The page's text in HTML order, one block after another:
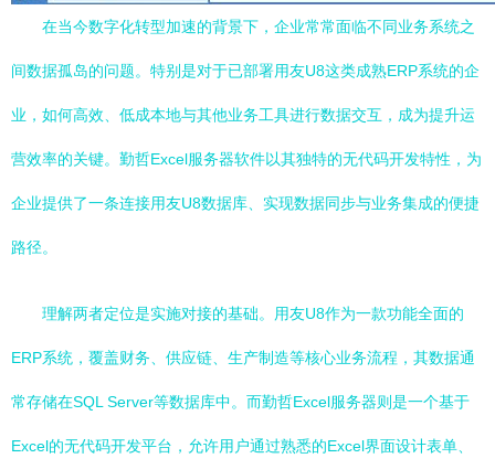
在当今数字化转型加速的背景下，企业常常面临不同业务系统之
间数据孤岛的问题。特别是对于已部署用友U8这类成熟ERP系统的企
业，如何高效、低成本地与其他业务工具进行数据交互，成为提升运
营效率的关键。勤哲Excel服务器软件以其独特的无代码开发特性，为
企业提供了一条连接用友U8数据库、实现数据同步与业务集成的便捷
路径。
理解两者定位是实施对接的基础。用友U8作为一款功能全面的
ERP系统，覆盖财务、供应链、生产制造等核心业务流程，其数据通
常存储在SQL Server等数据库中。而勤哲Excel服务器则是一个基于
Excel的无代码开发平台，允许用户通过熟悉的Excel界面设计表单、